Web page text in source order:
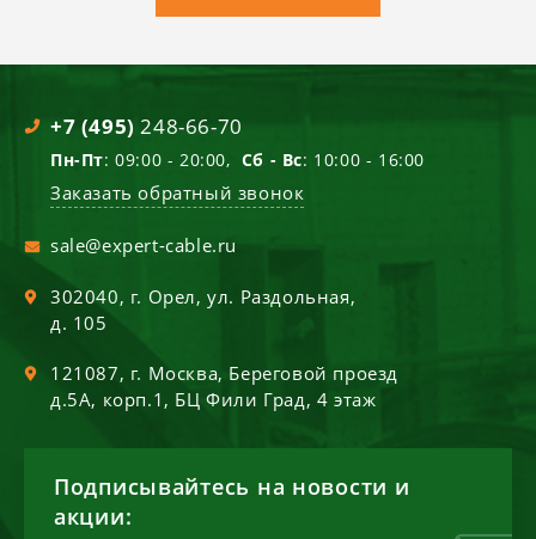
+7 (495) 248-66-70
Пн-Пт: 09:00 - 20:00, Сб - Вс: 10:00 - 16:00
Заказать обратный звонок
sale@expert-cable.ru
302040, г. Орел,ул. Раздольная,
д. 105
121087, г. Москва, Береговой проезд
д.5А, корп.1, БЦ Фили Град, 4 этаж
Подписывайтесь на новости и
акции: